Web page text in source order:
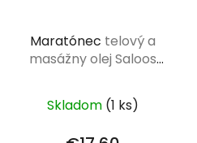
Maratónec telový a
masážny olej Saloos
Skladom (1 ks)